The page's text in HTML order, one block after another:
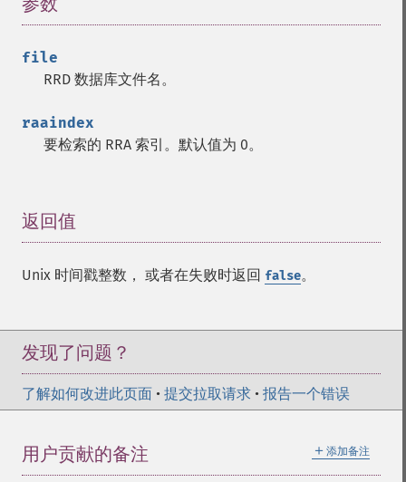
file
RRD 数据库文件名。
raaindex
要检索的 RRA 索引。默认值为 0。
返回值
Unix 时间戳整数， 或者在失败时返回 false。
发现了问题？
了解如何改进此页面 • 提交拉取请求 • 报告一个错误
＋ 添加备注
用户贡献的备注